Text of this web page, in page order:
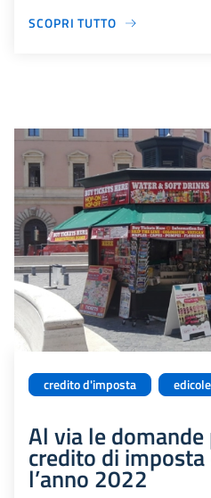
SCOPRI TUTTO
credito d'imposta edicole
Al via le domande
credito di
l’anno 2022